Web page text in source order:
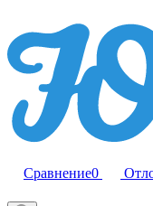
Сравнение0